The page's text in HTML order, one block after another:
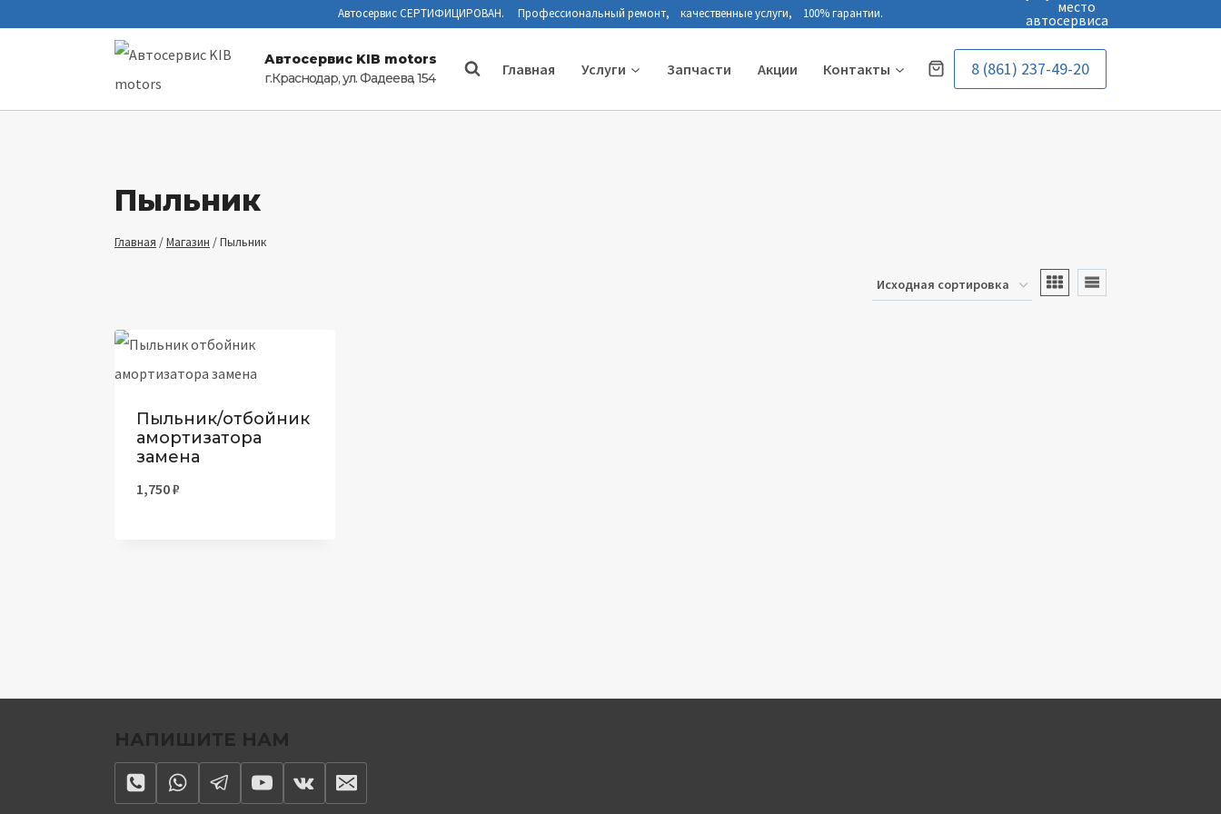
Автосервис СЕРТИФИЦИРОВАН. Профессиональный ремонт, качественные услуги, 100% гарантии.
Автосервис KIB motors
г.Краснодар, ул. Фадеева, 154
Главная Услуги Запчасти Акции Контакты 8 (861) 237-49-20
Пыльник
Главная /Магазин /Пыльник
Пыльник/отбойник
амортизатора
замена
1,750₽
НАПИШИТЕ НАМ